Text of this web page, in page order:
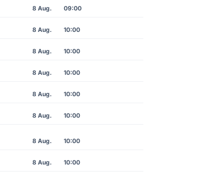
8 Aug. 09:00
8 Aug. 10:00
8 Aug. 10:00
8 Aug. 10:00
8 Aug. 10:00
8 Aug. 10:00
8 Aug. 10:00
8 Aug. 10:00